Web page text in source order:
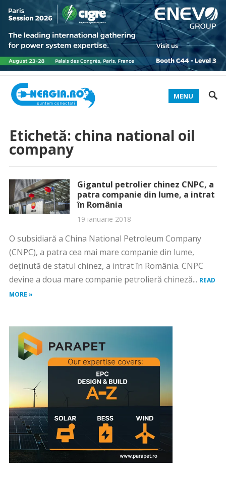
MENU
Etichetă: china national oil
company
Gigantul petrolier chinez CNPC, a
patra companie din lume, a intrat
în România
19 ianuarie 2018
O subsidiară a China National Petroleum Company
(CNPC), a patra cea mai mare companie din lume,
deţinută de statul chinez, a intrat în România. CNPC
devine a doua mare companie petrolieră chineză... READ
MORE »